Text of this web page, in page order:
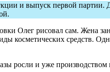
и выпуск первой партии.
Олег рисовал сам. Жена
косметических средств.
росли и уже